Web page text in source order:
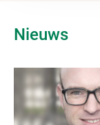
Nieuws